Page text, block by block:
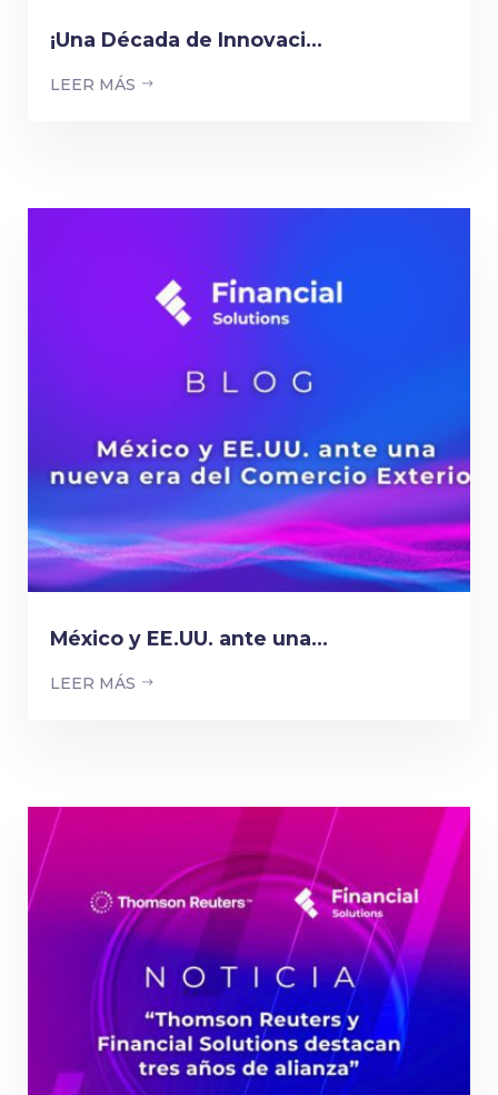
¡Una Década de Innovaci...
LEER MÁS
México y EE.UU. ante una...
LEER MÁS